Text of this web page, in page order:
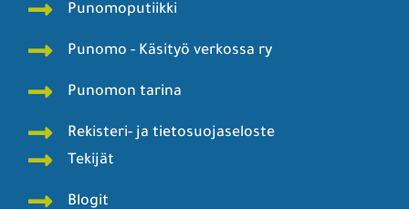
Punomoputiikki
Punomo - Käsityö verkossa ry
Punomon tarina
Rekisteri- ja tietosuojaseloste
Tekijät
Blogit